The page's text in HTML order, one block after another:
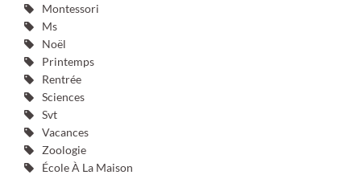
Montessori
Ms
Noël
Printemps
Rentrée
Sciences
Svt
Vacances
Zoologie
École À La Maison